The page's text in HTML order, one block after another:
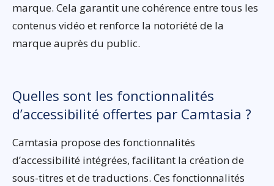
marque. Cela garantit une cohérence entre tous les
contenus vidéo et renforce la notoriété de la
marque auprès du public.
Quelles sont les fonctionnalités
d’accessibilité offertes par Camtasia ?
Camtasia propose des fonctionnalités
d’accessibilité intégrées, facilitant la création de
sous-titres et de traductions. Ces fonctionnalités